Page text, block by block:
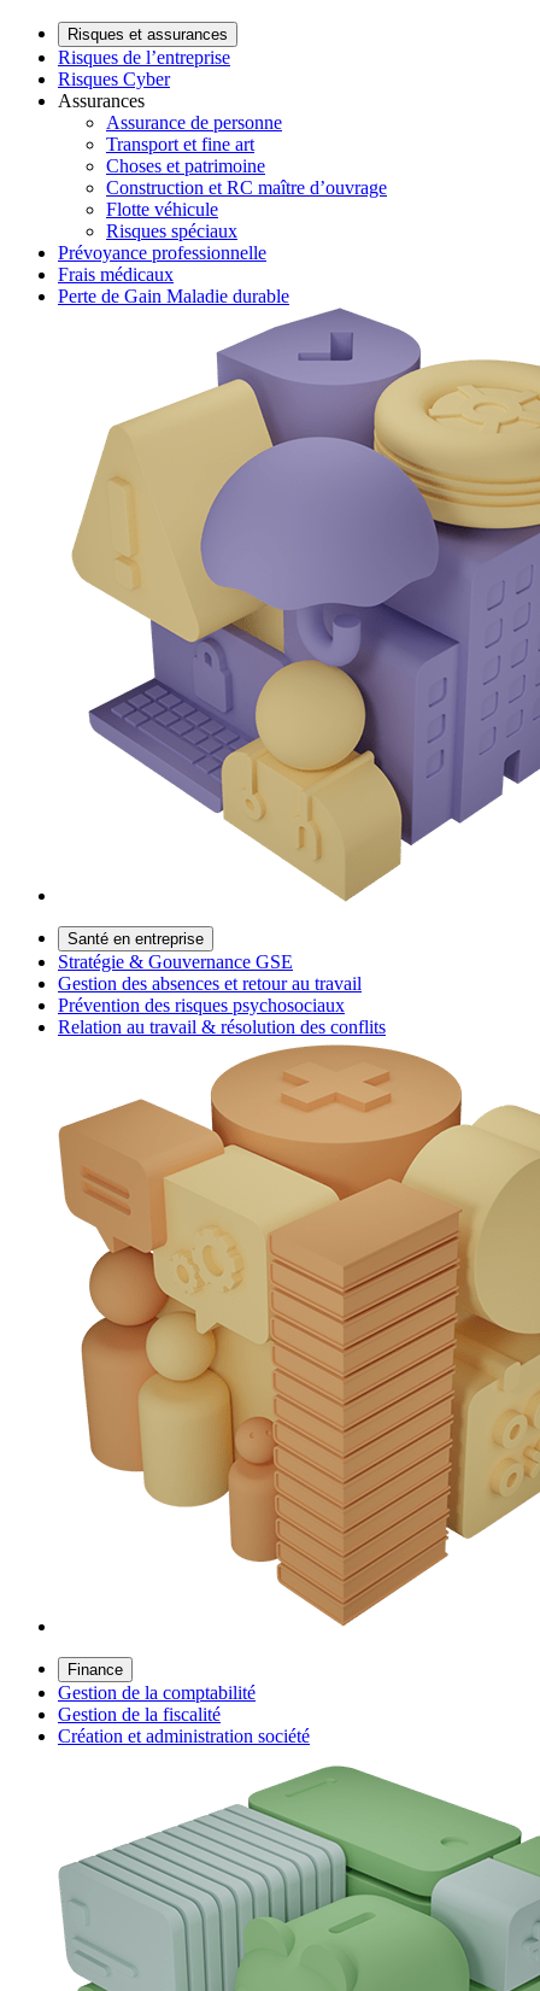
Risques et assurances
Risques de l’entreprise
Risques Cyber
Assurances
Assurance de personne
Transport et fine art
Choses et patrimoine
Construction et RC maître d’ouvrage
Flotte véhicule
Risques spéciaux
Prévoyance professionnelle
Frais médicaux
Perte de Gain Maladie durable
Santé en entreprise
Stratégie & Gouvernance GSE
Gestion des absences et retour au travail
Prévention des risques psychosociaux
Relation au travail & résolution des conflits
Finance
Gestion de la comptabilité
Gestion de la fiscalité
Création et administration société